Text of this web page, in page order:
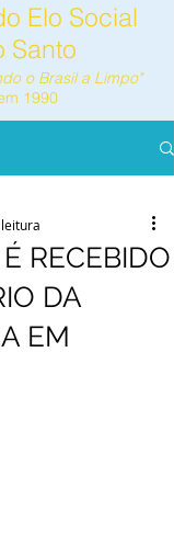
Elo Social
Santo
o Brasil a Limpo"
1990
RECEBIDO
DA
EM